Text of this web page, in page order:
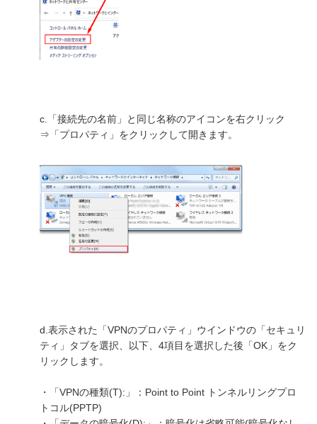
c.「接続先の名前」と同じ名称のアイコンを右クリック
⇒「プロパティ」をクリックして開きます。
d.表示された「VPNのプロパティ」ウインドウの「セキュリ
ティ」タブを選択、以下、4項目を選択した後「OK」をク
リックします。
・「VPNの種類(T):」：Point to Point トンネルリングプロ
トコル(PPTP)